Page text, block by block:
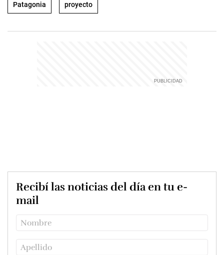
Patagonia proyecto
Recibí las noticias del día en tu e-
mail